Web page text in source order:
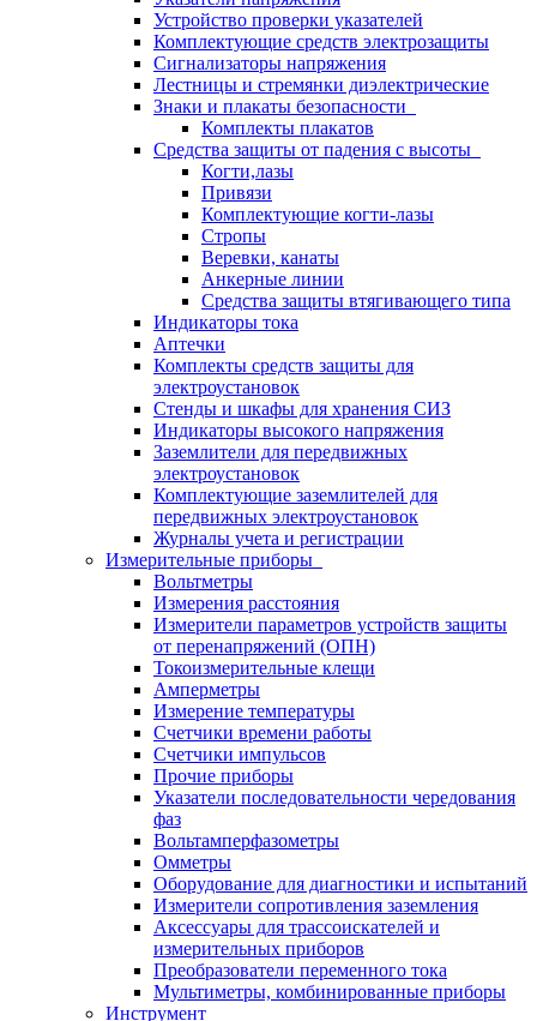
Устройство проверки указателей
Комплектующие средств электрозащиты
Сигнализаторы напряжения
Лестницы и стремянки диэлектрические
Знаки и плакаты безопасности
Комплекты плакатов
Средства защиты от падения с высоты
Когти,лазы
Привязи
Комплектующие когти-лазы
Стропы
Веревки, канаты
Анкерные линии
Средства защиты втягивающего типа
Индикаторы тока
Аптечки
Комплекты средств защиты для
электроустановок
Стенды и шкафы для хранения СИЗ
Индикаторы высокого напряжения
Заземлители для передвижных
электроустановок
Комплектующие заземлителей для
передвижных электроустановок
Журналы учета и регистрации
Измерительные приборы
Вольтметры
Измерения расстояния
Измерители параметров устройств защиты
от перенапряжений (ОПН)
Токоизмерительные клещи
Амперметры
Измерение температуры
Счетчики времени работы
Счетчики импульсов
Прочие приборы
Указатели последовательности чередования
фаз
Вольтамперфазометры
Омметры
Оборудование для диагностики и испытаний
Измерители сопротивления заземления
Аксессуары для трассоискателей и
измерительных приборов
Преобразователи переменного тока
Мультиметры, комбинированные приборы
Инструмент